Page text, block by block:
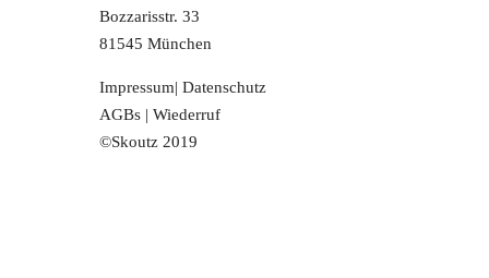
Bozzarisstr. 33
81545 München
Impressum|Datenschutz
AGBs |Wiederruf
©Skoutz 2019